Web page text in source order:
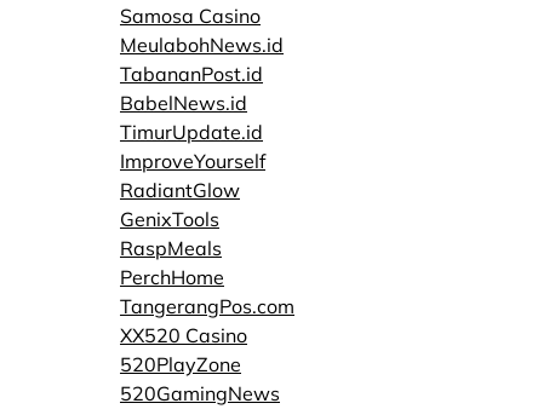
Samosa Casino
MeulabohNews.id
TabananPost.id
BabelNews.id
TimurUpdate.id
ImproveYourself
RadiantGlow
GenixTools
RaspMeals
PerchHome
TangerangPos.com
XX520 Casino
520PlayZone
520GamingNews